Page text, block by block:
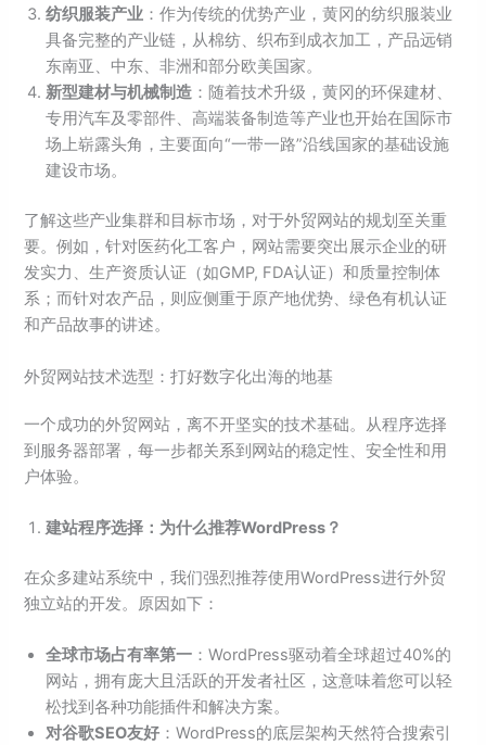
纺织服装产业 ：作为传统的优势产业，黄冈的纺织服装业
具备完整的产业链，从棉纺、织布到成衣加工，产品远销
东南亚、中东、非洲和部分欧美国家。
新型建材与机械制造 ：随着技术升级，黄冈的环保建材、
专用汽车及零部件、高端装备制造等产业也开始在国际市
场上崭露头角，主要面向“一带一路”沿线国家的基础设施
建设市场。
了解这些产业集群和目标市场，对于外贸网站的规划至关重
要。例如，针对医药化工客户，网站需要突出展示企业的研
发实力、生产资质认证（如GMP, FDA认证）和质量控制体
系；而针对农产品，则应侧重于原产地优势、绿色有机认证
和产品故事的讲述。
外贸网站技术选型：打好数字化出海的地基
一个成功的外贸网站，离不开坚实的技术基础。从程序选择
到服务器部署，每一步都关系到网站的稳定性、安全性和用
户体验。
建站程序选择：为什么推荐WordPress？
在众多建站系统中，我们强烈推荐使用WordPress进行外贸
独立站的开发。原因如下：
全球市场占有率第一 ：WordPress驱动着全球超过40%的
网站，拥有庞大且活跃的开发者社区，这意味着您可以轻
松找到各种功能插件和解决方案。
对谷歌SEO友好 ：WordPress的底层架构天然符合搜索引